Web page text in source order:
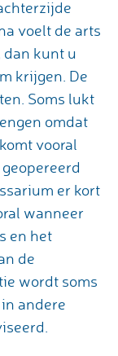
voelt de arts
kunt u
krijgen. De
Soms lukt
omdat
vooral
er kort
wanneer
en het
de
wordt soms
andere